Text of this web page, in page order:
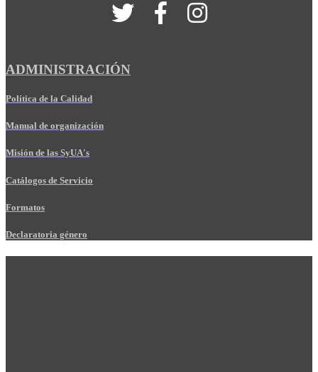
ADMINISTRACIÓN
Política de la Calidad
Manual de organización
Misión de las SyUA's
Catálogos de Servicio
Formatos
Declaratoria género